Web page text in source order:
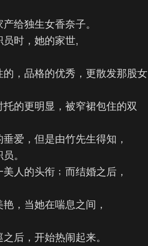
给独生女香奈子。
时，她的家世,
，品格的优秀，更散发那股女
的更明显，被窄裙包住的双
爱，但是由竹先生得知，
。
人的头衔﹔而结婚之后，
，当她在喘息之间，
后，开始热闹起来。